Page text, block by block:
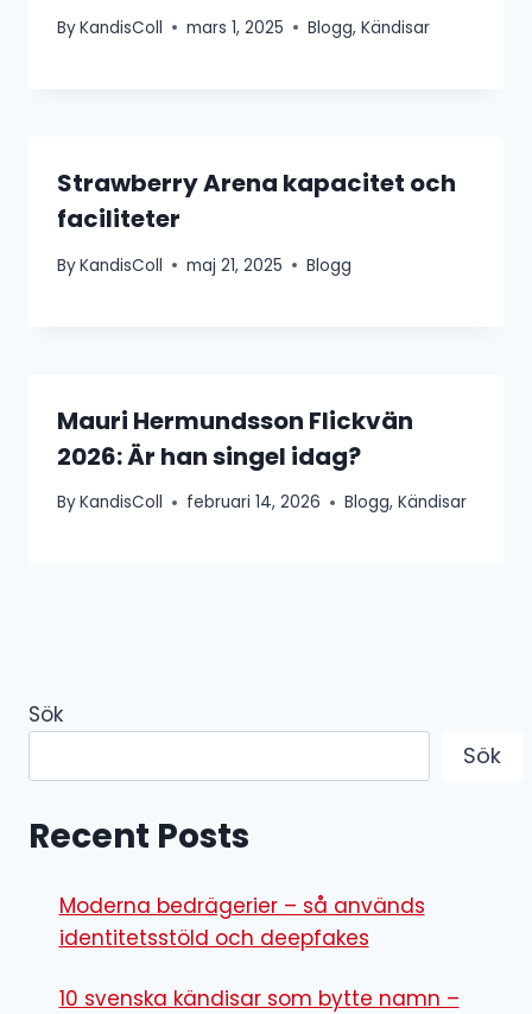
ByKandisColl mars 1, 2025 Blogg,Kändisar
Strawberry Arena kapacitet och
faciliteter
ByKandisColl maj 21, 2025 Blogg
Mauri Hermundsson Flickvän
2026: Är han singel idag?
ByKandisColl februari 14, 2026 Blogg,Kändisar
Sök
Sök
Recent Posts
Moderna bedrägerier – så används
identitetsstöld och deepfakes
10 svenska kändisar som bytte namn –